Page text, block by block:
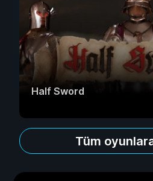
Half Sword
Tüm